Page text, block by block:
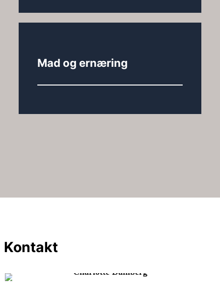
Mad og ernæring
Kontakt
Charlotte Dahlberg